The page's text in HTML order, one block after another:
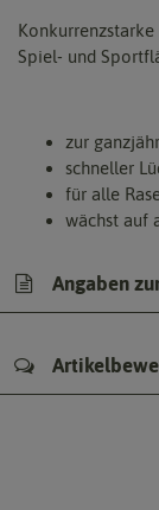
Spiel- und
zur
schneller
für alle
wächst auf
Angaben